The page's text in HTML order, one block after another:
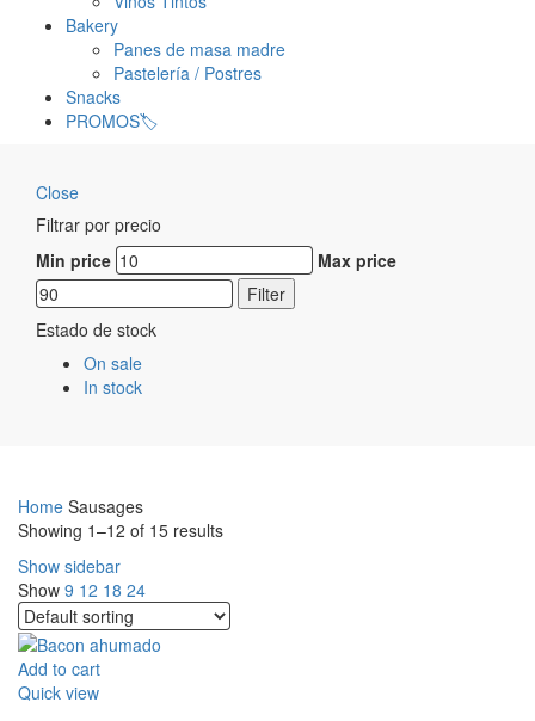
Bakery
Panes de masa madre
Pastelería / Postres
Snacks
PROMOS🏷️
Close
Filtrar por precio
Min price
Max price
Filter
Estado de stock
On sale
In stock
Home Sausages
Showing 1–12 of 15 results
Show sidebar
Show 9 12 18 24
Add to cart
Quick view